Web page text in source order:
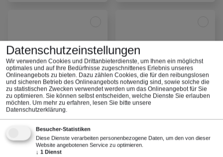
Digitales-Vielfach-
zur Produktseite
Datenschutzeinstellungen
Wir verwenden Cookies und Drittanbieterdienste, um Ihnen ein möglichst
optimales und auf Ihre Bedürfnisse zugeschnittenes ​Erlebnis unseres
Onlineangebots zu bieten. Dazu zählen Cookies, die für den reibungslosen
und sicheren Betrieb des Onlineangebots notwendig sind, sowie solche die
zu statistischen Zwecken verwendet werden um das Onlineangebot für Sie
zu optimieren. Sie können selbst entscheiden, welche Dienste Sie erlauben
möchten. Um mehr zu erfahren, lesen Sie bitte unsere
Datenschutzerklärung.
Besucher-Statistiken
Diese Dienste verarbeiten personenbezogene Daten, um den von dieser
Website angebotenen Service zu optimieren.
↓ 1 Dienst